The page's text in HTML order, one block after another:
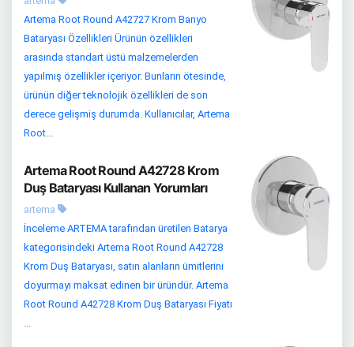
Artema Root Round A42727 Krom Banyo
Bataryası Özellikleri Ürünün özellikleri
arasında standart üstü malzemelerden
yapılmış özellikler içeriyor. Bunların ötesinde,
ürünün diğer teknolojik özellikleri de son
derece gelişmiş durumda. Kullanıcılar, Artema
Root...
Artema Root Round A42728 Krom
Duş Bataryası Kullanan Yorumları
artema
İnceleme ARTEMA tarafından üretilen Batarya
kategorisindeki Artema Root Round A42728
Krom Duş Bataryası, satın alanların ümitlerini
doyurmayı maksat edinen bir üründür. Artema
Root Round A42728 Krom Duş Bataryası Fiyatı
...